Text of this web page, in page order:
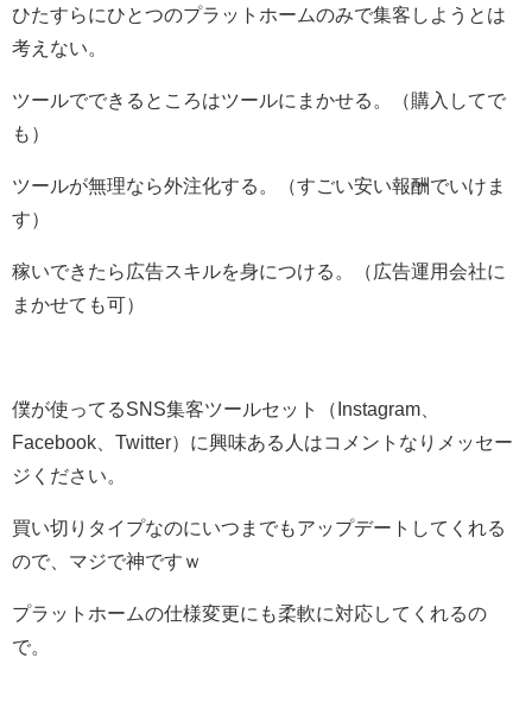
ひたすらにひとつのプラットホームのみで集客しようとは
考えない。
ツールでできるところはツールにまかせる。（購入してで
も）
ツールが無理なら外注化する。（すごい安い報酬でいけま
す）
稼いできたら広告スキルを身につける。（広告運用会社に
まかせても可）
僕が使ってるSNS集客ツールセット（Instagram、
Facebook、Twitter）に興味ある人はコメントなりメッセー
ジください。
買い切りタイプなのにいつまでもアップデートしてくれる
ので、マジで神ですｗ
プラットホームの仕様変更にも柔軟に対応してくれるの
で。